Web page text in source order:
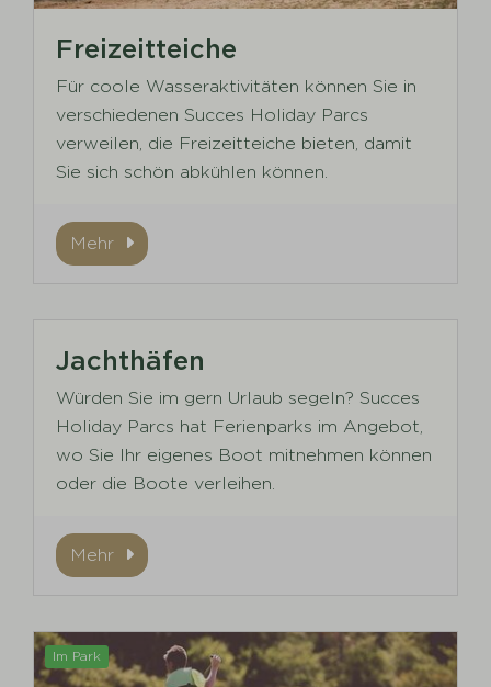
Freizeitteiche
Für coole Wasseraktivitäten können Sie in
verschiedenen Succes Holiday Parcs
verweilen, die Freizeitteiche bieten, damit
Sie sich schön abkühlen können.
Mehr
Jachthäfen
Würden Sie im gern Urlaub segeln? Succes
Holiday Parcs hat Ferienparks im Angebot,
wo Sie Ihr eigenes Boot mitnehmen können
oder die Boote verleihen.
Mehr
Im Park